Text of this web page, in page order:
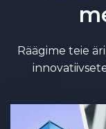
Räägime teie